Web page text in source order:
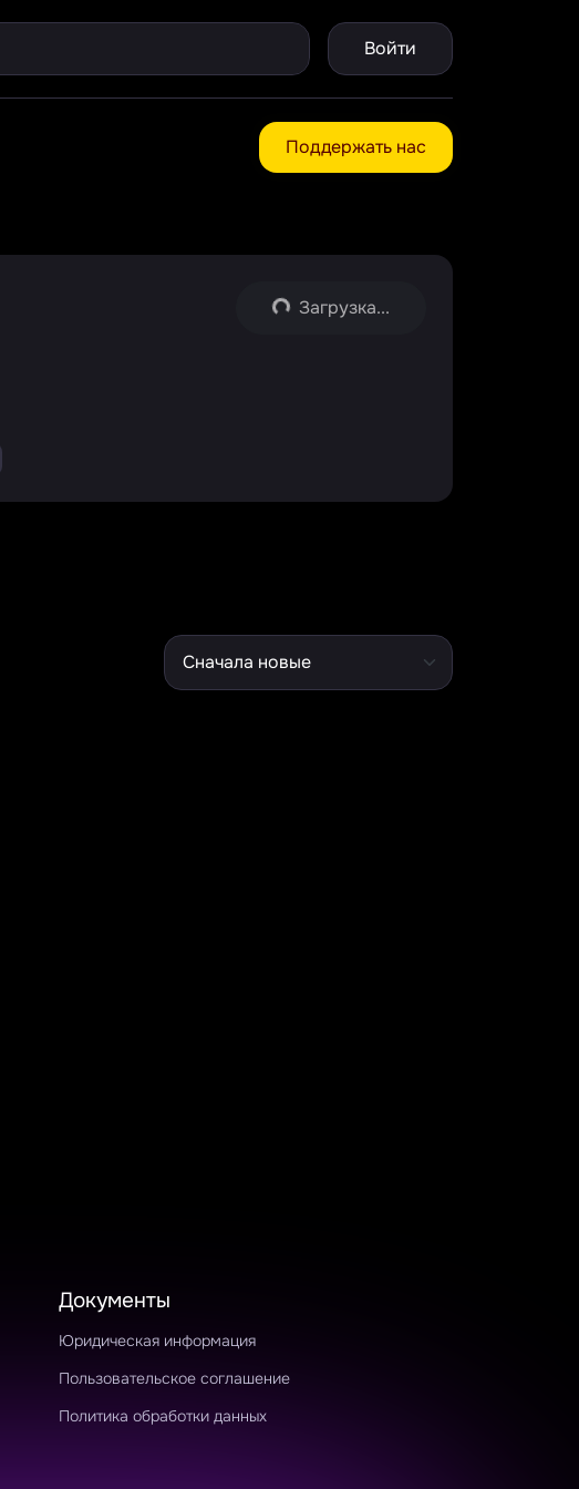
Войти
Поддержать нас
Загрузка...
Документы
Юридическая информация
Пользовательское соглашение
Политика обработки данных